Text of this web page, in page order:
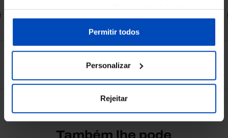
tipos de cookies, clique em "Personalizar". Saiba mais
sobre cookies através da gestão de preferências ou da
Política de Cookies.
Permitir todos
Personalizar
Rejeitar
Ver todos
Também lhe pode